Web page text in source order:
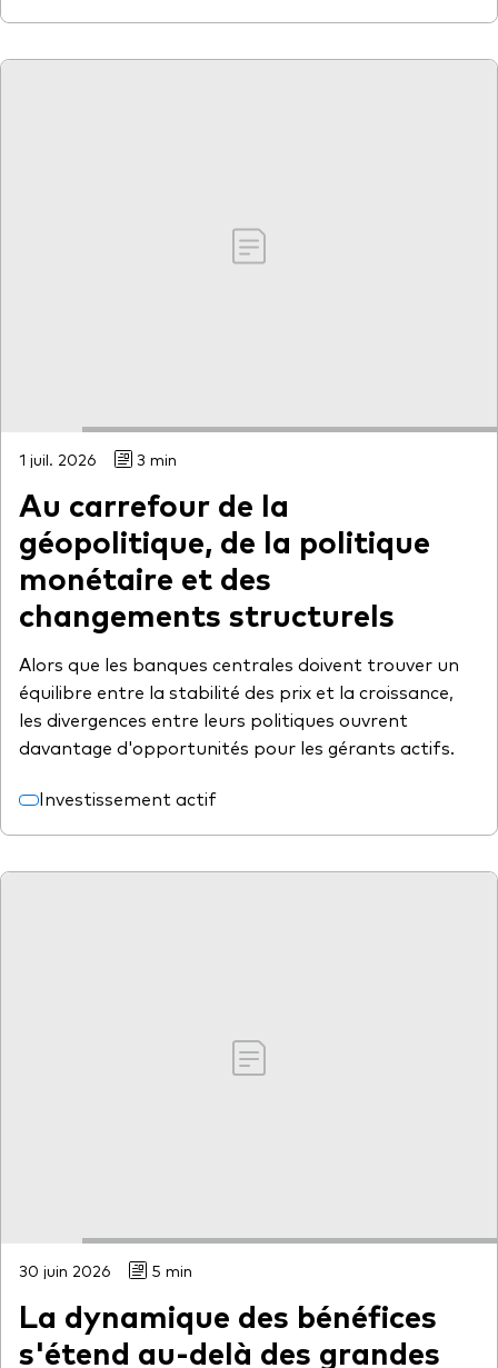
1 juil. 2026 3 min
Au carrefour de la
géopolitique, de la politique
monétaire et des
changements structurels
Alors que les banques centrales doivent trouver un
équilibre entre la stabilité des prix et la croissance,
les divergences entre leurs politiques ouvrent
davantage d'opportunités pour les gérants actifs.
Investissement actif
30 juin 2026 5 min
La dynamique des bénéfices
s'étend au-delà des grandes